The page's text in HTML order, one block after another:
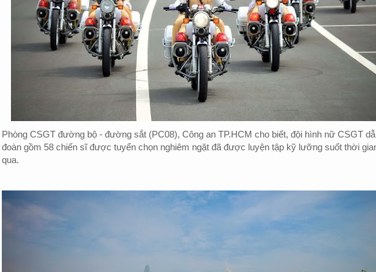
Phòng CSGT đường bộ - đường sắt (PC08), Công an TP.HCM cho biết, đội hình nữ CSGT
đoàn gồm 58 chiến sĩ được tuyển chọn nghiêm ngặt đã được luyện tập kỹ lưỡng suốt thời
qua.